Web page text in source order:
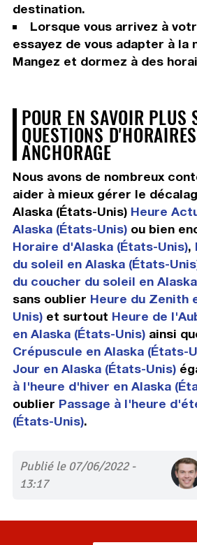
destination.
Lorsque vous arrivez à
essayez de vous adapter à la
Mangez et dormez à des
POUR EN SAVOIR PLUS
QUESTIONS
ANCHORAGE
Nous avons de nombreux
aider à mieux gérer le
Alaska (États-Unis) Heure
Alaska (États-Unis)ou bien
Horaire d'Alaska (États-Unis),
du soleil en Alaska (États-
du coucher du soleil en
sans oublier Heure du Zenith
Unis)et surtout Heure de
en Alaska (États-Unis)ainsi
Crépuscule en Alaska (États-
Jour en Alaska (États-Unis)
à l'heure d'hiver en Alaska
oublier Passage à l'heure
(États-Unis).
Publié le 07/06/2022 -
13:17